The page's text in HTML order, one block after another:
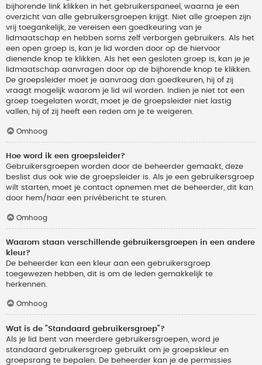
bijhorende link klikken in het gebruikerspaneel, waarna je een
overzicht van alle gebruikersgroepen krijgt. Niet alle groepen zijn
vrij toegankelijk, ze vereisen een goedkeuring van je
lidmaatschap en hebben soms zelf verborgen gebruikers. Als het
een open groep is, kan je lid worden door op de hiervoor
dienende knop te klikken. Als het een gesloten groep is, kan je je
lidmaatschap aanvragen door op de bijhorende knop te klikken.
De groepsleider moet je aanvraag dan goedkeuren, hij of zij
vraagt mogelijk waarom je lid wil worden. Indien je niet tot een
groep toegelaten wordt, moet je de groepsleider niet lastig
vallen, hij of zij heeft een reden om je te weigeren.
Omhoog
Hoe word ik een groepsleider?
Gebruikersgroepen worden door de beheerder gemaakt, deze
beslist dus ook wie de groepsleider is. Als je een gebruikersgroep
wilt starten, moet je contact opnemen met de beheerder, dit kan
door hem/haar een privébericht te sturen.
Omhoog
Waarom staan verschillende gebruikersgroepen in een andere
kleur?
De beheerder kan een kleur aan een gebruikersgroep
toegewezen hebben, dit is om de leden gemakkelijk te
herkennen.
Omhoog
Wat is de "Standaard gebruikersgroep"?
Als je lid bent van meerdere gebruikersgroepen, word je
standaard gebruikersgroep gebruikt om je groepskleur en
groepsrang te bepalen. De beheerder kan je de permissies